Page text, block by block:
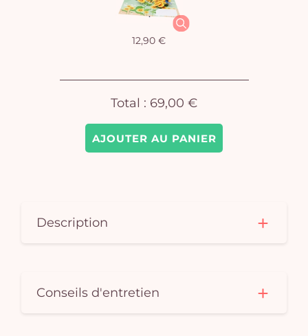
AJOUTER AU PANIER
12,90 €
Total : 69,00 €
Description
Conseils d'entretien